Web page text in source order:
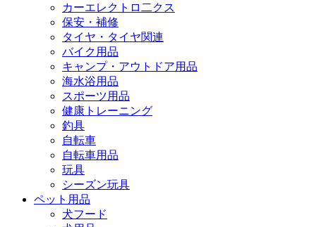
カーエレクトロ二クス
保安・補修
タイヤ・タイヤ関連
バイク用品
キャンプ・アウトドア用品
海水浴用品
スポーツ用品
健康トレーニング
釣具
自転車
自転車用品
玩具
シーズン玩具
ペット用品
犬フード